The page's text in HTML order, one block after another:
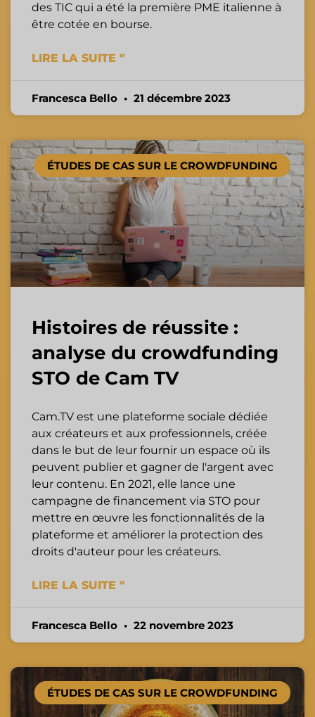
des TIC qui a été la première PME italienne à
être cotée en bourse.
LIRE LA SUITE "
Francesca Bello 21 décembre 2023
ÉTUDES DE CAS SUR LE CROWDFUNDING
Histoires de réussite :
analyse du crowdfunding
STO de Cam TV
Cam.TV est une plateforme sociale dédiée
aux créateurs et aux professionnels, créée
dans le but de leur fournir un espace où ils
peuvent publier et gagner de l'argent avec
leur contenu. En 2021, elle lance une
campagne de financement via STO pour
mettre en œuvre les fonctionnalités de la
plateforme et améliorer la protection des
droits d'auteur pour les créateurs.
LIRE LA SUITE "
Francesca Bello 22 novembre 2023
ÉTUDES DE CAS SUR LE CROWDFUNDING